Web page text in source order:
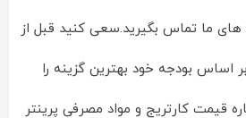
های ما تماس بگیرید.سعی کنید قبل از
اساس بودجه خود بهترین گزینه را
قیمت کارتریج و مواد مصرفی پرینتر